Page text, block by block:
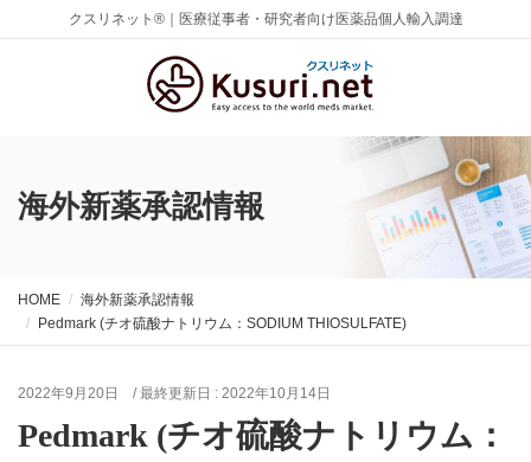
クスリネット®｜医療従事者・研究者向け医薬品個人輸入調達
海外新薬承認情報
HOME
海外新薬承認情報
Pedmark (チオ硫酸ナトリウム：SODIUM THIOSULFATE)
2022年9月20日 / 最終更新日 : 2022年10月14日
Pedmark (チオ硫酸ナトリウム：